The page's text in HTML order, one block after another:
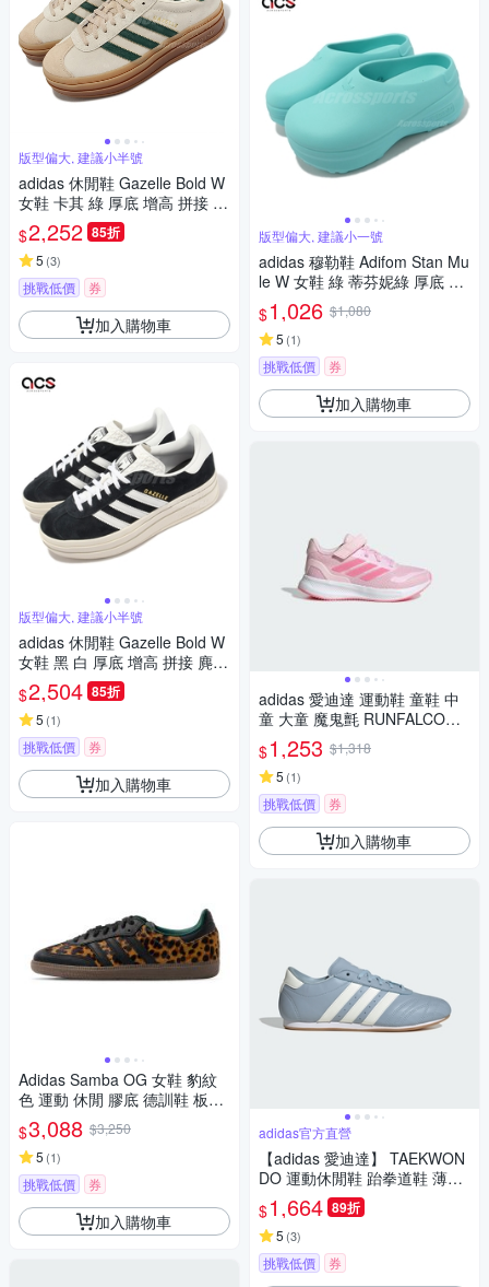
版型偏大, 建議小半號
adidas 休閒鞋 Gazelle Bold W
女鞋 卡其 綠 厚底 增高 拼接 復
古 麂皮 膠底 愛迪達 ID7056
$2,252 85折
5 (3)
挑戰低價 券
加入購物車
版型偏大, 建議小半號
adidas 休閒鞋 Gazelle Bold W
女鞋 黑 白 厚底 增高 拼接 麂皮
三條線 三葉草 愛迪達 HQ6912
$2,504 85折
5 (1)
挑戰低價 券
加入購物車
Adidas Samba OG 女鞋 豹紋
色 運動 休閒 膠底 德訓鞋 板鞋
休閒鞋 JI2735
$3,088 $3,250
5 (1)
挑戰低價 券
加入購物車
版型偏大, 建議小一號
adidas 穆勒鞋 Adifom Stan Mu
le W 女鞋 綠 蒂芬妮綠 厚底 增
高 拖鞋 愛迪達 IE7051
$1,026 $1,080
5 (1)
挑戰低價 券
加入購物車
adidas 愛迪達 運動鞋 童鞋 中
童 大童 魔鬼氈 RUNFALCON 5
EL C 粉 JP9402
$1,253 $1,318
5 (1)
挑戰低價 券
加入購物車
adidas官方直營
【adidas 愛迪達】 TAEKWON
DO 運動休閒鞋 跆拳道鞋 薄底
鞋 女鞋 - Originals JS3317
$1,664 89折
5 (3)
挑戰低價 券